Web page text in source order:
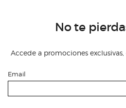
No te
Accede a promociones
Email